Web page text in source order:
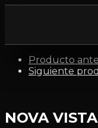
Producto
Siguiente
NOVA